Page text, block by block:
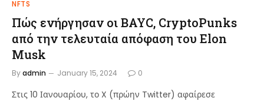
NFTS
Πώς ενήργησαν οι BAYC, CryptoPunks
από την τελευταία απόφαση του Elon
Musk
Byadmin January 15, 2024 0
Στις 10 Ιανουαρίου, το X (πρώην Twitter) αφαίρεσε